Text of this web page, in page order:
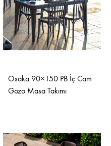
Osaka 90×150 PB İç Cam
Gozo Masa Takımı